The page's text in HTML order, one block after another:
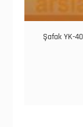
Şafak YK-